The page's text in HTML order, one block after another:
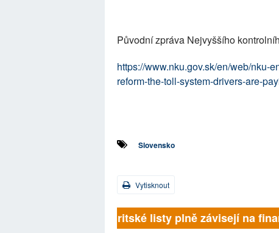
Původní zpráva Nejvyššího
https://www.nku.gov.sk/en/web/nku-
reform-the-toll-system-drivers-are-
Slovensko
Vytisknout
Britské listy plně závisejí na